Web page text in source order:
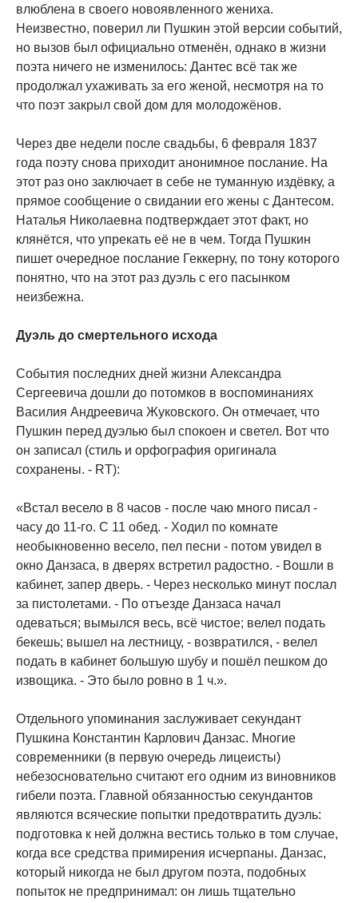
влюблена в своего новоявленного жениха.
Неизвестно, поверил ли Пушкин этой версии событий,
но вызов был официально отменён, однако в жизни
поэта ничего не изменилось: Дантес всё так же
продолжал ухаживать за его женой, несмотря на то
что поэт закрыл свой дом для молодожёнов.
Через две недели после свадьбы, 6 февраля 1837
года поэту снова приходит анонимное послание. На
этот раз оно заключает в себе не туманную издёвку, а
прямое сообщение о свидании его жены с Дантесом.
Наталья Николаевна подтверждает этот факт, но
клянётся, что упрекать её не в чем. Тогда Пушкин
пишет очередное послание Геккерну, по тону которого
понятно, что на этот раз дуэль с его пасынком
неизбежна.
Дуэль до смертельного исхода
События последних дней жизни Александра
Сергеевича дошли до потомков в воспоминаниях
Василия Андреевича Жуковского. Он отмечает, что
Пушкин перед дуэлью был спокоен и светел. Вот что
он записал (cтиль и орфография оригинала
сохранены. - RT):
«Встал весело в 8 часов - после чаю много писал -
часу до 11-го. С 11 обед. - Ходил по комнате
необыкновенно весело, пел песни - потом увидел в
окно Данзаса, в дверях встретил радостно. - Вошли в
кабинет, запер дверь. - Через несколько минут послал
за пистолетами. - По отъезде Данзаса начал
одеваться; вымылся весь, всё чистое; велел подать
бекешь; вышел на лестницу, - возвратился, - велел
подать в кабинет большую шубу и пошёл пешком до
извощика. - Это было ровно в 1 ч.».
Отдельного упоминания заслуживает секундант
Пушкина Константин Карлович Данзас. Многие
современники (в первую очередь лицеисты)
небезосновательно считают его одним из виновников
гибели поэта. Главной обязанностью секундантов
являются всяческие попытки предотвратить дуэль:
подготовка к ней должна вестись только в том случае,
когда все средства примирения исчерпаны. Данзас,
который никогда не был другом поэта, подобных
попыток не предпринимал: он лишь тщательно